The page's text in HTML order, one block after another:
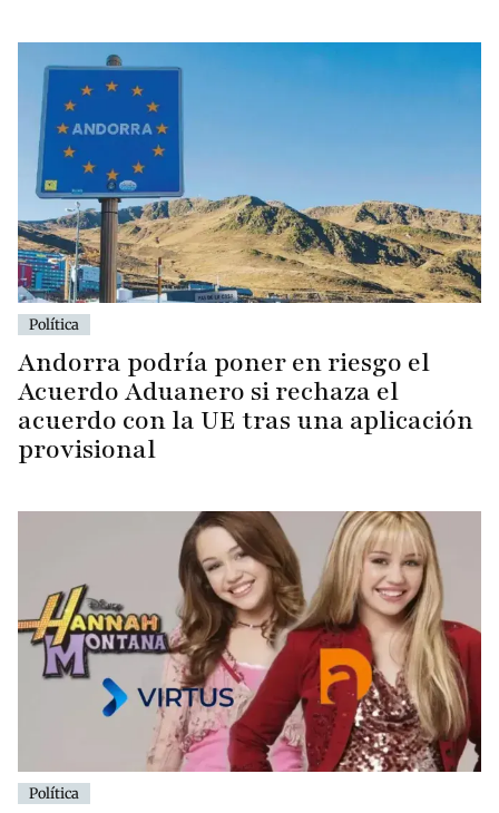
Política
Andorra podría poner en riesgo el
Acuerdo Aduanero si rechaza el
acuerdo con la UE tras una aplicación
provisional
Política